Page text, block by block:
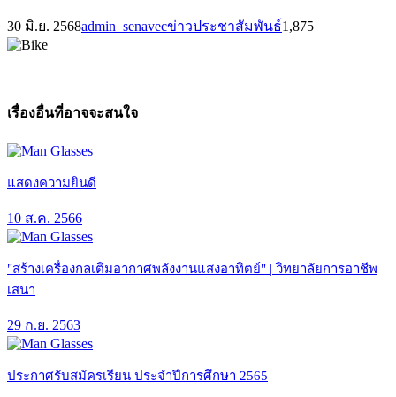
30 มิ.ย. 2568admin_senavecข่าวประชาสัมพันธ์1,875
เรื่องอื่นที่อาจจะสนใจ
แสดงความยินดี
10 ส.ค. 2566
"สร้างเครื่องกลเติมอากาศพลังงานแสงอาทิตย์" | วิทยาลัยการอาชีพ
เสนา
29 ก.ย. 2563
ประกาศรับสมัครเรียน ประจำปีการศึกษา 2565